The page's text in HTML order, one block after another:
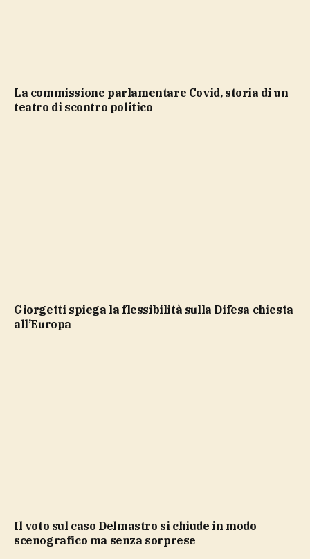
La commissione parlamentare Covid, storia di un
teatro di scontro politico
Giorgetti spiega la flessibilità sulla Difesa chiesta
all’Europa
Il voto sul caso Delmastro si chiude in modo
scenografico ma senza sorprese